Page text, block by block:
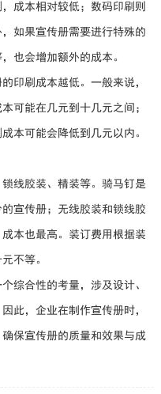
成本相对较低；数码印刷则
如果宣传册需要进行特殊的
也会增加额外的成本。
印刷成本越低。一般来说，
可能在几元到十几元之间；
本可能会降低到几元以内。
线胶装、精装等。骑马钉是
宣传册；无线胶装和锁线胶
本也最高。装订费用根据装
不等。
综合性的考量，涉及设计、
此，企业在制作宣传册时，
保宣传册的质量和效果与成